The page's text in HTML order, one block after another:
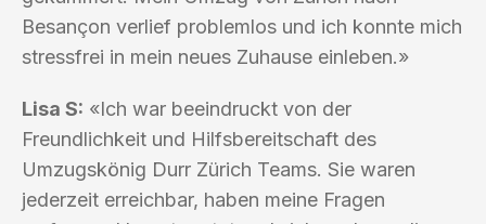
Besançon verlief problemlos und ich konnte mich
stressfrei in mein neues Zuhause einleben.»
Lisa S: «Ich war beeindruckt von der
Freundlichkeit und Hilfsbereitschaft des
Umzugskönig Durr Zürich Teams. Sie waren
jederzeit erreichbar, haben meine Fragen